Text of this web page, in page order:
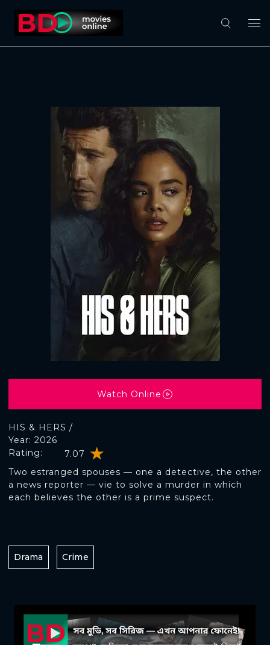
HIS & HERS /
Rating: 7.07
Year: 2026
Two estranged spouses — one a detective, the other
a news reporter — vie to solve a murder in which
each believes the other is a prime suspect.
Watch Online
Drama Crime